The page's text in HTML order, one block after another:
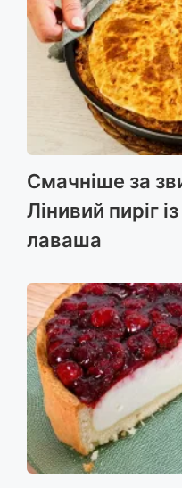
Смачніше за
Лінивий пиріг
лаваша